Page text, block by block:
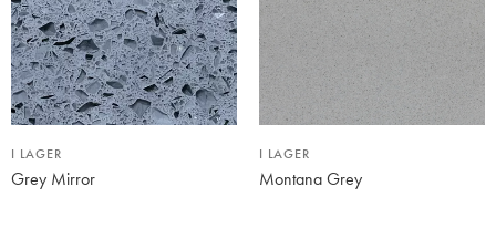
I LAGER
Grey Mirror
I LAGER
Montana Grey